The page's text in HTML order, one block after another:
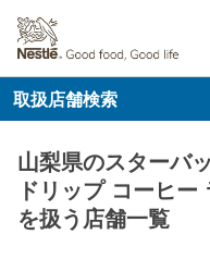
取扱店舗検索
山梨県のスターバ
ドリップ コーヒ
を扱う店舗一覧